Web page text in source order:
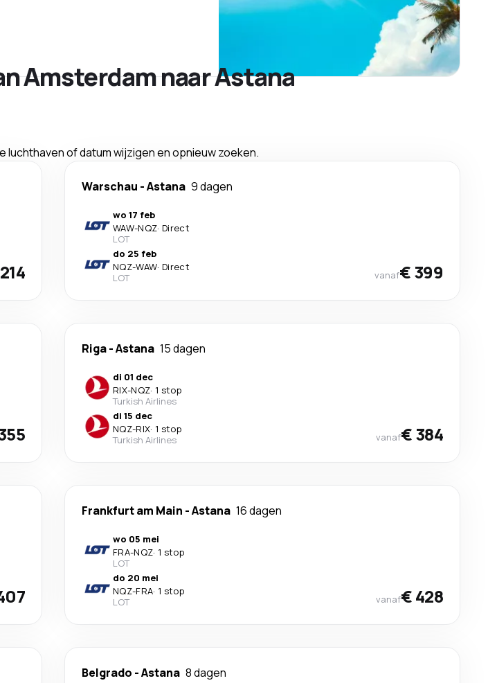
Amsterdam naar Astana
luchthaven of datum wijzigen en opnieuw zoeken.
Warschau -Astana 9 dagen
wo 17 feb
WAW-NQZ· Direct
LOT
do 25 feb
NQZ-WAW· Direct
LOT
vanaf€ 399
Riga-Astana 15 dagen
di 01 dec
RIX-NQZ· 1 stop
Turkish Airlines
di 15 dec
NQZ-RIX· 1 stop
Turkish Airlines
vanaf€ 384
Frankfurt am Main -Astana 16 dagen
wo 05 mei
FRA-NQZ· 1 stop
LOT
do 20 mei
NQZ-FRA· 1 stop
LOT
vanaf€ 428
Belgrado -Astana 8 dagen